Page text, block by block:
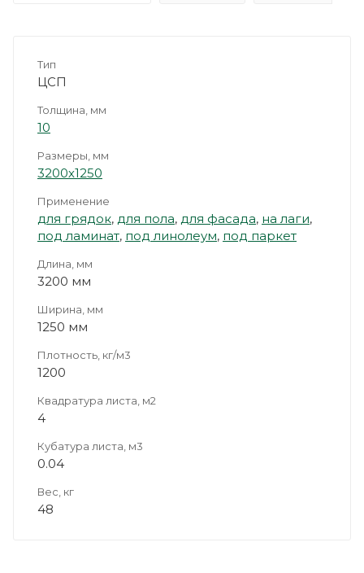
Тип
ЦСП
Толщина, мм
10
Размеры, мм
3200х1250
Применение
для грядок, для пола, для фасада, на лаги,
под ламинат, под линолеум, под паркет
Длина, мм
3200 мм
Ширина, мм
1250 мм
Плотность, кг/м3
1200
Квадратура листа, м2
4
Кубатура листа, м3
0.04
Вес, кг
48